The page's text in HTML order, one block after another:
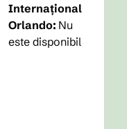
Internațional
Orlando: Nu
este disponibil